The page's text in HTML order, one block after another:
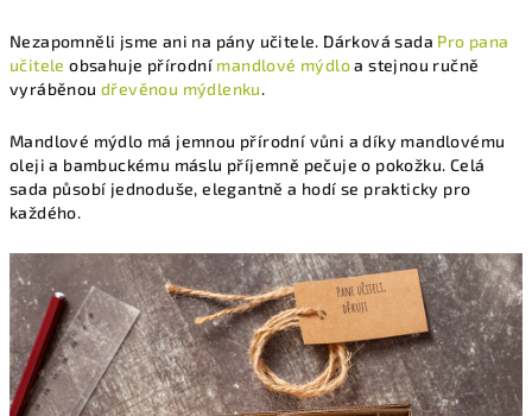
Nezapomněli jsme ani na pány učitele. Dárková sada Pro pana
učitele obsahuje přírodní mandlové mýdloa stejnou ručně
vyráběnoudřevěnou mýdlenku.
Mandlové mýdlo má jemnou přírodní vůni a díky mandlovému
oleji a bambuckému máslu příjemně pečuje o pokožku. Celá
sada působí jednoduše, elegantně a hodí se prakticky pro
každého.